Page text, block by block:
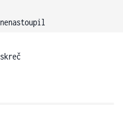
nenastoupil
skreč